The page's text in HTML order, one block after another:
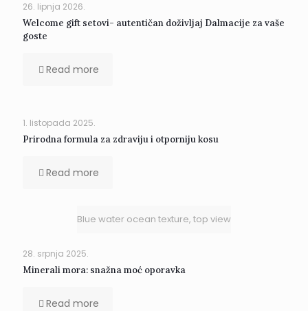
26. lipnja 2026.
Welcome gift setovi- autentičan doživljaj Dalmacije za vaše
goste
Read more
1. listopada 2025.
Prirodna formula za zdraviju i otporniju kosu
Read more
Blue water ocean texture, top view
28. srpnja 2025.
Minerali mora: snažna moć oporavka
Read more